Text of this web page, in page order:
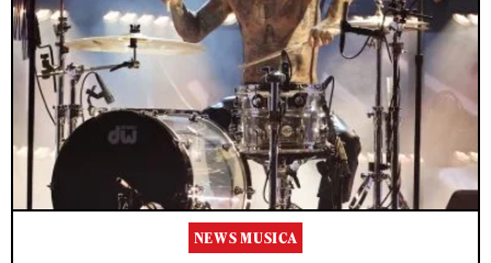
NEWS MUSICA